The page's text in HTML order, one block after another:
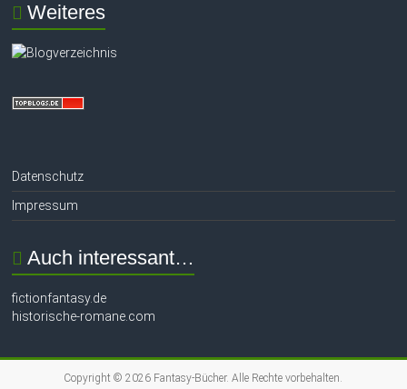
Weiteres
Datenschutz
Impressum
Auch interessant…
fictionfantasy.de
historische-romane.com
Copyright © 2026 Fantasy-Bücher. Alle Rechte vorbehalten.